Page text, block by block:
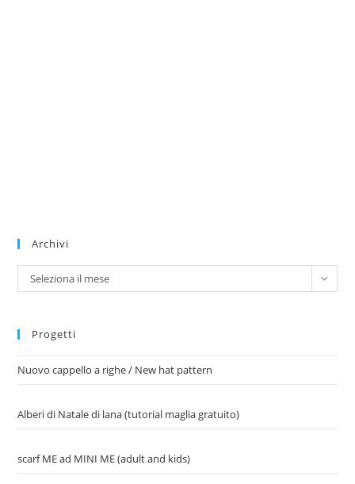
Archivi
Archivi
Seleziona il mese
Progetti
Nuovo cappello a righe / New hat pattern
Alberi di Natale di lana (tutorial maglia gratuito)
scarf ME ad MINI ME (adult and kids)